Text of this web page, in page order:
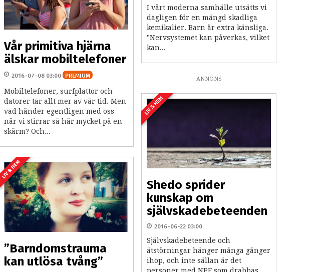
I vårt moderna samhälle utsätts vi
dagligen för en mängd skadliga
kemikalier. Barn är extra känsliga.
"Nervsystemet kan påverkas, vilket
kan...
Vår primitiva hjärna
älskar mobiltelefoner
2016-07-08 03:00 PREMIUM
Mobiltelefoner, surfplattor och
datorer tar allt mer av vår tid. Men
vad händer egentligen med oss
när vi stirrar så här mycket på en
skärm? Och...
ANNONS
LIV & HEM
Shedo sprider
kunskap om
självskadebeteenden
2016-06-22 03:00
Självskadebeteende och
ätstörningar hänger många gånger
ihop, och inte sällan är det
LIV & HEM
”Barndomstrauma
kan utlösa tvång”